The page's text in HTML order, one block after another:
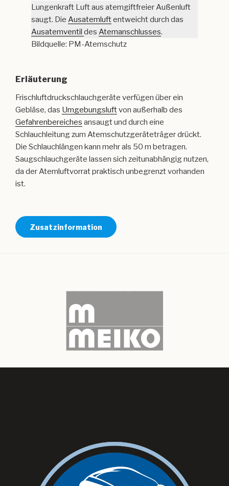
Lungenkraft Luft aus atemgiftfreier Außenluft
saugt. DieAusatemluftentweicht durch das
AusatemventildesAtemanschlusses.
Bildquelle: PM-Atemschutz
Erläuterung
Frischluftdruckschlauchgeräte verfügen über ein
Gebläse, das Umgebungsluftvon außerhalb des
Gefahrenbereiches ansaugt und durch eine
Schlauchleitung zum Atemschutzgeräteträger drückt.
Die Schlauchlängen kann mehr als 50 m betragen.
Saugschlauchgeräte lassen sich zeitunabhängig nutzen,
da der Atemluftvorrat praktisch unbegrenzt vorhanden
ist.
Zusatzinformation